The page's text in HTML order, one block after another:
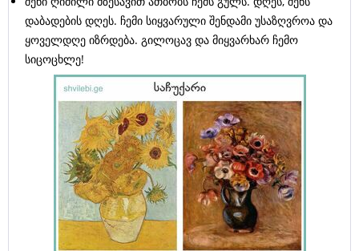
დაბადების დღეს. ჩემი სიყვარული შენდამი უსაზღვროა და
ყოველდღე იზრდება. გილოცავ და მიყვარხარ ჩემო
სიცოცხლე!